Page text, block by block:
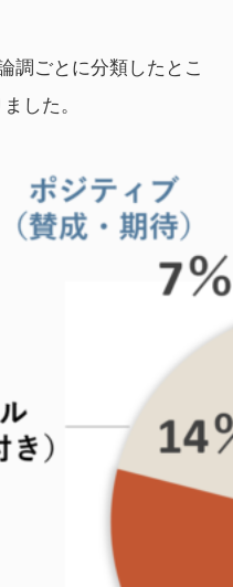
調ごとに分類したとこ
した。